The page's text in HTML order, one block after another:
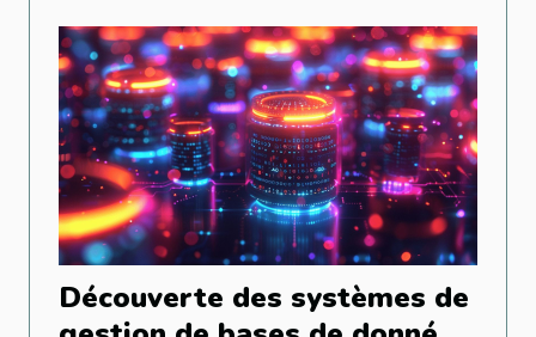
Découverte des systèmes de